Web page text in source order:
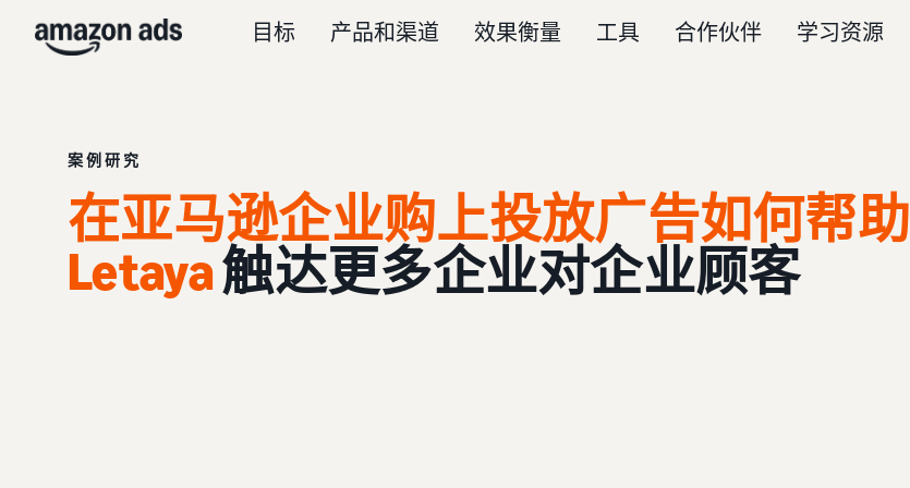
目标 产品和渠道 效果衡量 工具 合作伙伴 学习资源
案例研究
在亚马逊企业购上投放广告如何帮助
Letaya触达更多企业对企业顾客